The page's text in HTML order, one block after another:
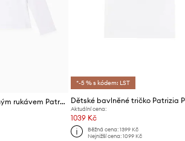
Dětské tričko s dlouhým rukávem Patrizia Pepe J061
*-5 % s kódem: LST
Aktuální cena:
1039 Kč
Běžná cena: 1399 Kč
Nejnižší cena: 1099 Kč